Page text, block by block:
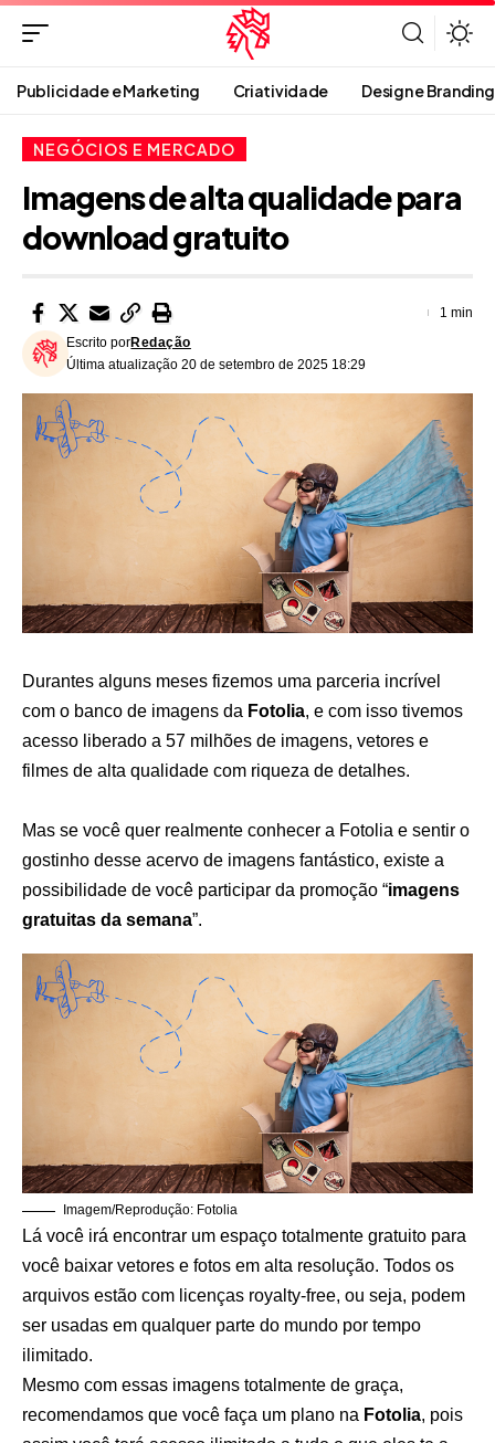
Publicidade e Marketing Criatividade Design e Branding
NEGÓCIOS E MERCADO
Imagens de alta qualidade para
download gratuito
Última atualização 20 de setembro de 2025 18:29
Escrito porRedação
1 min
Durantes alguns meses fizemos uma parceria incrível
com o banco de imagens da Fotolia, e com isso tivemos
acesso liberado a 57 milhões de imagens, vetores e
filmes de alta qualidade com riqueza de detalhes.
Mas se você quer realmente conhecer a Fotolia e sentir o
gostinho desse acervo de imagens fantástico, existe a
possibilidade de você participar da promoção “imagens
gratuitas da semana”.
Imagem/Reprodução: Fotolia
Lá você irá encontrar um espaço totalmente gratuito para
você baixar vetores e fotos em alta resolução. Todos os
arquivos estão com licenças royalty-free, ou seja, podem
ser usadas em qualquer parte do mundo por tempo
ilimitado.
Mesmo com essas imagens totalmente de graça,
recomendamos que você faça um plano na Fotolia, pois